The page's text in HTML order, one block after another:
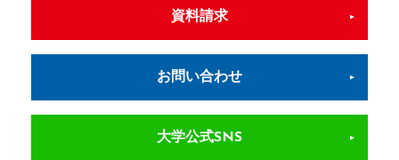
資料請求
お問い合わせ
大学公式SNS